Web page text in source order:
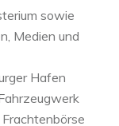
sowie
Medien und
Hafen